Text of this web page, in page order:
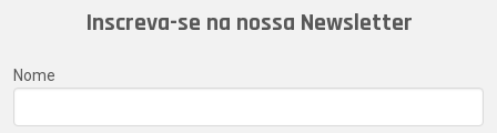
Inscreva-se na nossa Newsletter
Nome